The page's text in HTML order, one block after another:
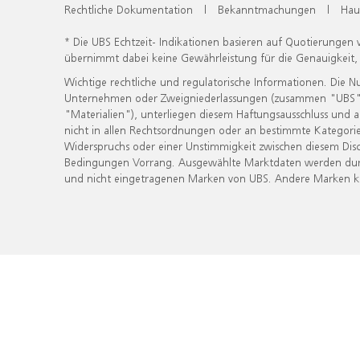
Rechtliche Dokumentation | Bekanntmachungen |
* Die UBS Echtzeit- Indikationen basieren auf
übernimmt dabei keine Gewährleistung für die
Wichtige rechtliche und regulatorische Informationen. Die
Unternehmen oder Zweigniederlassungen (zusammen
"Materialien"), unterliegen diesem Haftungsausschluss
nicht in allen Rechtsordnungen oder an bestimmte
Widerspruchs oder einer Unstimmigkeit zwischen diesem
Bedingungen Vorrang. Ausgewählte Marktdaten werden
und nicht eingetragenen Marken von UBS. Andere Marken